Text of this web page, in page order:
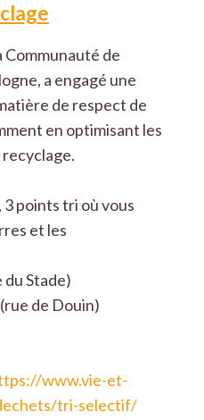
Communauté de
a engagé une
de respect de
en optimisant les
3 points tri où vous
et les
du Stade)
de Douin)
www.vie-et-
tri-selectif/